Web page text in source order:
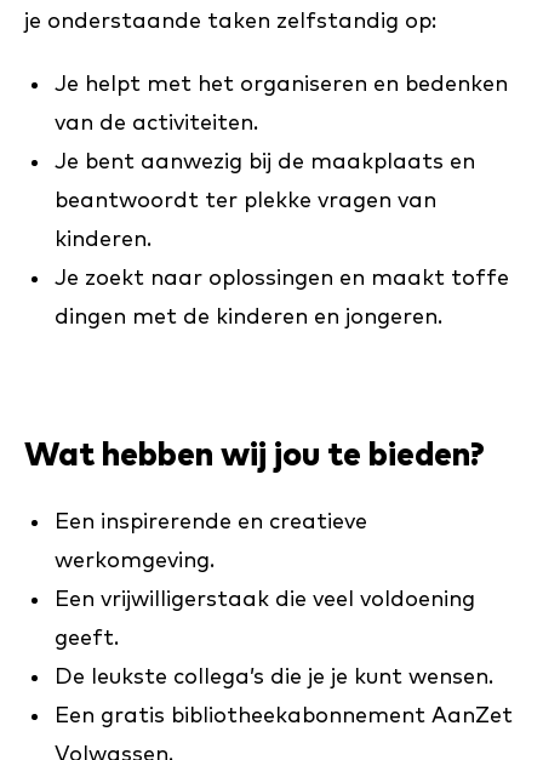
je onderstaande taken zelfstandig op:
Je helpt met het organiseren en bedenken
van de activiteiten.
Je bent aanwezig bij de maakplaats en
beantwoordt ter plekke vragen van
kinderen.
Je zoekt naar oplossingen en maakt toffe
dingen met de kinderen en jongeren.
Wat hebben wij jou te bieden?
Een inspirerende en creatieve
werkomgeving.
Een vrijwilligerstaak die veel voldoening
geeft.
De leukste collega’s die je je kunt wensen.
Een gratis bibliotheekabonnement AanZet
Volwassen.